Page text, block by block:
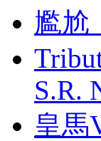
尷尬
S.R.
皇馬